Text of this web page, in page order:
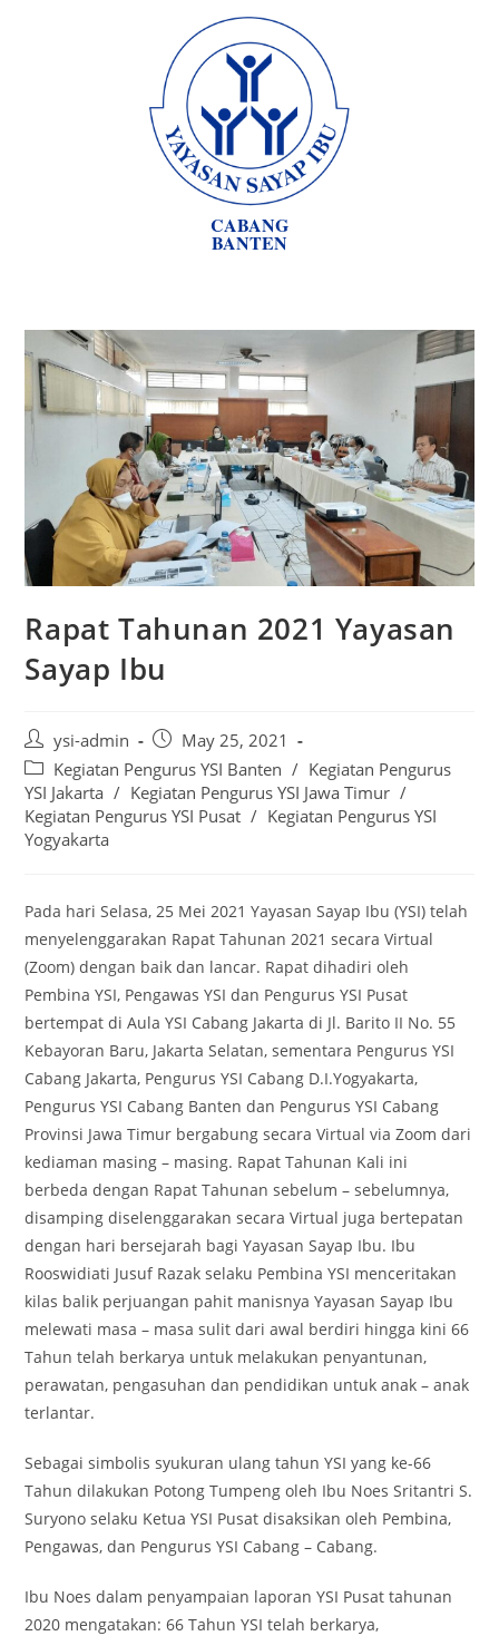
CABANG
BANTEN
Rapat Tahunan 2021 Yayasan
Sayap Ibu
ysi-admin
May 25, 2021
Kegiatan Pengurus YSI Banten / Kegiatan Pengurus
YSI Jakarta / Kegiatan Pengurus YSI Jawa Timur /
Kegiatan Pengurus YSI Pusat / Kegiatan Pengurus YSI
Yogyakarta
Pada hari Selasa, 25 Mei 2021 Yayasan Sayap Ibu (YSI) telah
menyelenggarakan Rapat Tahunan 2021 secara Virtual
(Zoom) dengan baik dan lancar. Rapat dihadiri oleh
Pembina YSI, Pengawas YSI dan Pengurus YSI Pusat
bertempat di Aula YSI Cabang Jakarta di Jl. Barito II No. 55
Kebayoran Baru, Jakarta Selatan, sementara Pengurus YSI
Cabang Jakarta, Pengurus YSI Cabang D.I.Yogyakarta,
Pengurus YSI Cabang Banten dan Pengurus YSI Cabang
Provinsi Jawa Timur bergabung secara Virtual via Zoom dari
kediaman masing – masing. Rapat Tahunan Kali ini
berbeda dengan Rapat Tahunan sebelum – sebelumnya,
disamping diselenggarakan secara Virtual juga bertepatan
dengan hari bersejarah bagi Yayasan Sayap Ibu. Ibu
Rooswidiati Jusuf Razak selaku Pembina YSI menceritakan
kilas balik perjuangan pahit manisnya Yayasan Sayap Ibu
melewati masa – masa sulit dari awal berdiri hingga kini 66
Tahun telah berkarya untuk melakukan penyantunan,
perawatan, pengasuhan dan pendidikan untuk anak – anak
terlantar.
Sebagai simbolis syukuran ulang tahun YSI yang ke-66
Tahun dilakukan Potong Tumpeng oleh Ibu Noes Sritantri S.
Suryono selaku Ketua YSI Pusat disaksikan oleh Pembina,
Pengawas, dan Pengurus YSI Cabang – Cabang.
Ibu Noes dalam penyampaian laporan YSI Pusat tahunan
2020 mengatakan: 66 Tahun YSI telah berkarya,